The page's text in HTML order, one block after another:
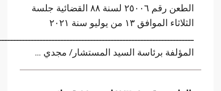
الطعن رقم ٢٥٠٠٦ لسنة ٨٨ القضائية جلسة
الثلاثاء الموافق ١٣ من يوليو سنة ٢٠٢١
المؤلفة برئاسة السيد المستشار/ مجدي ...